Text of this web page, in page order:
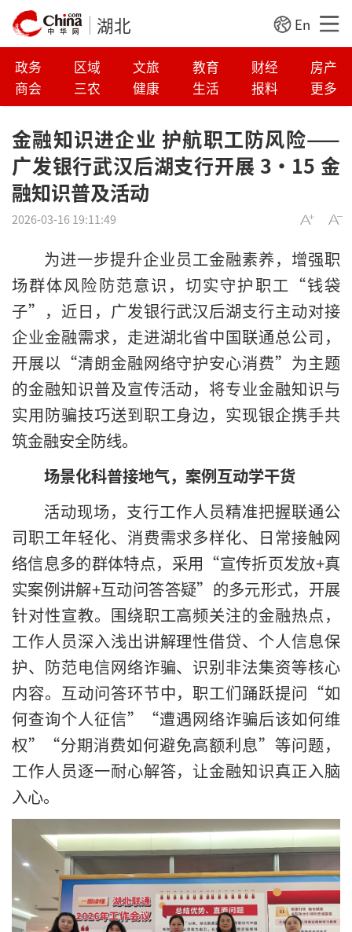
湖北 En
政务 区域 文旅 教育 财经
房产
商会
三农 健康 生活 报料 更多
金融知识进企业 护航职工防风险——
广发银行武汉后湖支行开展 3·15 金
融知识普及活动
2026-03-16 19:11:49
为进一步提升企业员工金融素养，增强职
场群体风险防范意识，切实守护职工“钱袋
子”，近日，广发银行武汉后湖支行主动对接
企业金融需求，走进湖北省中国联通总公司，
开展以“清朗金融网络守护安心消费”为主题
的金融知识普及宣传活动，将专业金融知识与
实用防骗技巧送到职工身边，实现银企携手共
筑金融安全防线。
场景化科普接地气，案例互动学干货
活动现场，支行工作人员精准把握联通公
司职工年轻化、消费需求多样化、日常接触网
络信息多的群体特点，采用“宣传折页发放+真
实案例讲解+互动问答答疑”的多元形式，开展
针对性宣教。围绕职工高频关注的金融热点，
工作人员深入浅出讲解理性借贷、个人信息保
护、防范电信网络诈骗、识别非法集资等核心
内容。互动问答环节中，职工们踊跃提问“如
何查询个人征信”“遭遇网络诈骗后该如何维
权”“分期消费如何避免高额利息”等问题，
工作人员逐一耐心解答，让金融知识真正入脑
入心。